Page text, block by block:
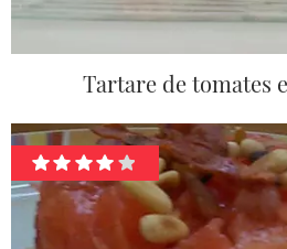
Tartare de tomates